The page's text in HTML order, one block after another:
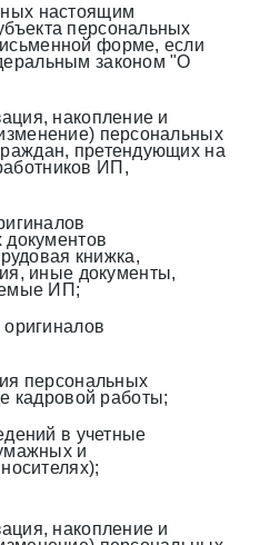
настоящим
персональных
форме, если
законом "О
накопление и
персональных
претендующих на
ИП,
книжка,
иные документы,
ИП;
персональных
кадровой работы;
в учетные
и
накопление и